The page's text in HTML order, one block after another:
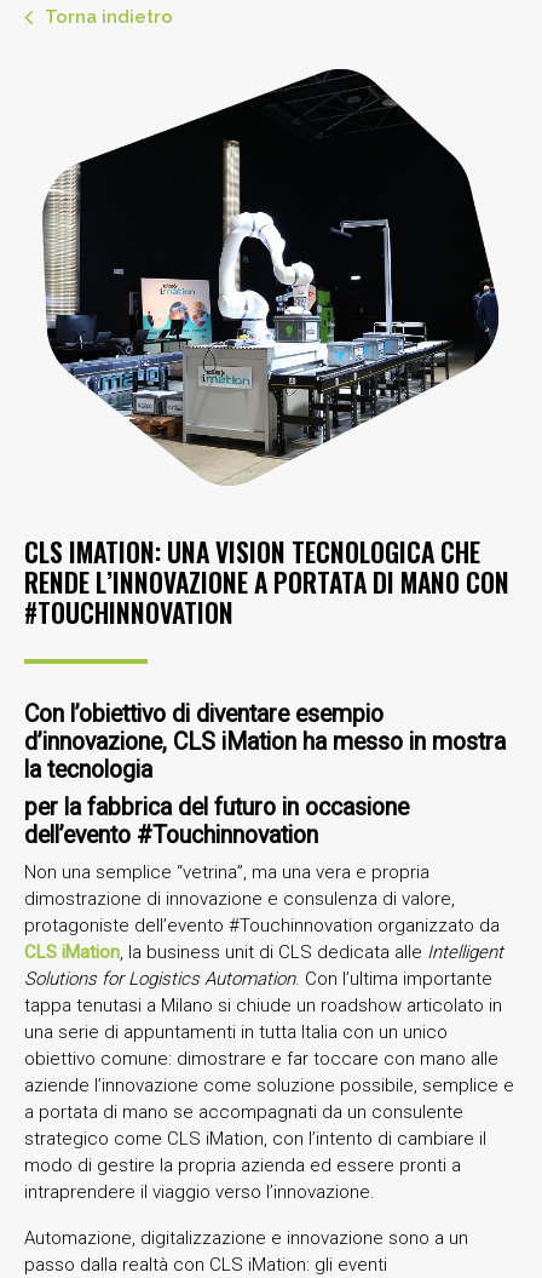
Torna indietro
CLS IMATION: UNA VISION TECNOLOGICA CHE
RENDE L’INNOVAZIONE A PORTATA DI MANO CON
#TOUCHINNOVATION
Con l’obiettivo di diventare esempio
d’innovazione, CLS iMation ha messo in mostra
la tecnologia
per la fabbrica del futuro in occasione
dell’evento #Touchinnovation
Non una semplice “vetrina”, ma una vera e propria
dimostrazione di innovazione e consulenza di valore,
protagoniste dell’evento #Touchinnovation organizzato da
CLS iMation, la business unit di CLS dedicata alle Intelligent
Solutions for Logistics Automation. Con l’ultima importante
tappa tenutasi a Milano si chiude un roadshow articolato in
una serie di appuntamenti in tutta Italia con un unico
obiettivo comune: dimostrare e far toccare con mano alle
aziende l’innovazione come soluzione possibile, semplice e
a portata di mano se accompagnati da un consulente
strategico come CLS iMation, con l’intento di cambiare il
modo di gestire la propria azienda ed essere pronti a
intraprendere il viaggio verso l’innovazione.
Automazione, digitalizzazione e innovazione sono a un
passo dalla realtà con CLS iMation: gli eventi